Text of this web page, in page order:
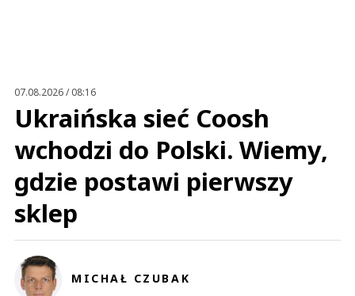
07.08.2026 / 08:16
Ukraińska sieć Coosh
wchodzi do Polski. Wiemy,
gdzie postawi pierwszy
sklep
MICHAŁ CZUBAK